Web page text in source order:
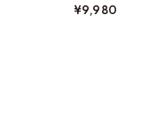
¥9,980